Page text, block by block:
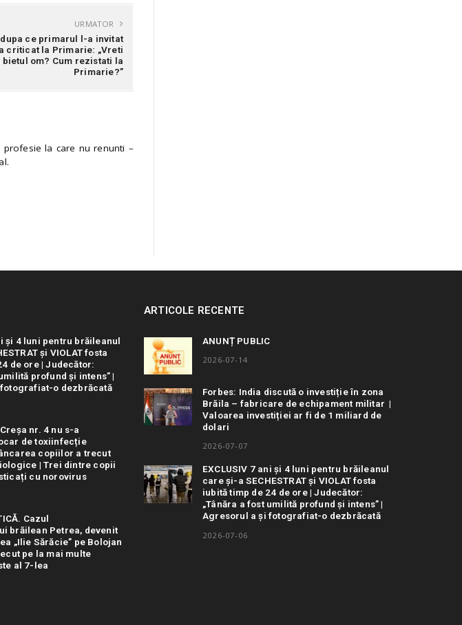
URMATOR
ce primarul l-a invitat
criticat la Primarie: „Vreti
om? Cum rezistati la
Primarie?”
la care nu renunti –
și 4 luni pentru brăileanul
și VIOLAT fosta
de ore | Judecător:
profund și intens” |
o dezbrăcată
nr. 4 nu s-a
de toxiinfecție
copiilor a trecut
| Trei dintre copii
cu norovirus
Cazul
brăilean Petrea, devenit
„Ilie Sărăcie” pe Bolojan
pe la mai multe
al 7-lea
ARTICOLE RECENTE
ANUNȚ PUBLIC
2026-07-14
Forbes: India discută o investiție în zona
Brăila – fabricare de echipament militar |
Valoarea investiției ar fi de 1 miliard de
dolari
2026-07-07
EXCLUSIV 7 ani și 4 luni pentru brăileanul
care și-a SECHESTRAT și VIOLAT fosta
iubită timp de 24 de ore | Judecător:
„Tânăra a fost umilită profund și intens” |
Agresorul a și fotografiat-o dezbrăcată
2026-07-06